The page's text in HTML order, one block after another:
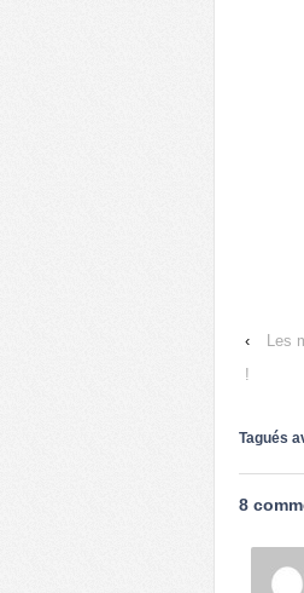
‹
Les
!
Tagués
8